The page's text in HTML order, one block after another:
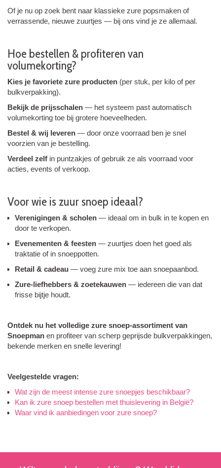
Of je nu op zoek bent naar klassieke zure popsmaken of
verrassende, nieuwe zuurtjes — bij ons vind je ze allemaal.
Hoe bestellen & profiteren van
volumekorting?
Kies je favoriete zure producten (per stuk, per kilo of per
bulkverpakking).
Bekijk de prijs­schalen — het systeem past automatisch
volumekorting toe bij grotere hoeveelheden.
Bestel & wij leveren — door onze voorraad ben je snel
voorzien van je bestelling.
Verdeel zelf in puntzakjes of gebruik ze als voorraad voor
acties, events of verkoop.
Voor wie is zuur snoep ideaal?
Verenigingen & scholen — ideaal om in bulk in te kopen en
door te verkopen.
Evenementen & feesten — zuurtjes doen het goed als
traktatie of in snoeppotten.
Retail & cadeau — voeg zure mix toe aan snoepaanbod.
Zure-liefhebbers & zoetekauwen — iedereen die van dat
frisse bijtje houdt.
Ontdek nu het volledige zure snoep-assortiment van
Snoepman en profiteer van scherp geprijsde bulkverpakkingen,
bekende merken en snelle levering!
Veelgestelde vragen:
Wat zijn de meest intense zure snoepjes beschikbaar?
Kan ik zure snoep bestellen met thuislevering in België?
Waar vind ik aanbiedingen voor zure snoep?